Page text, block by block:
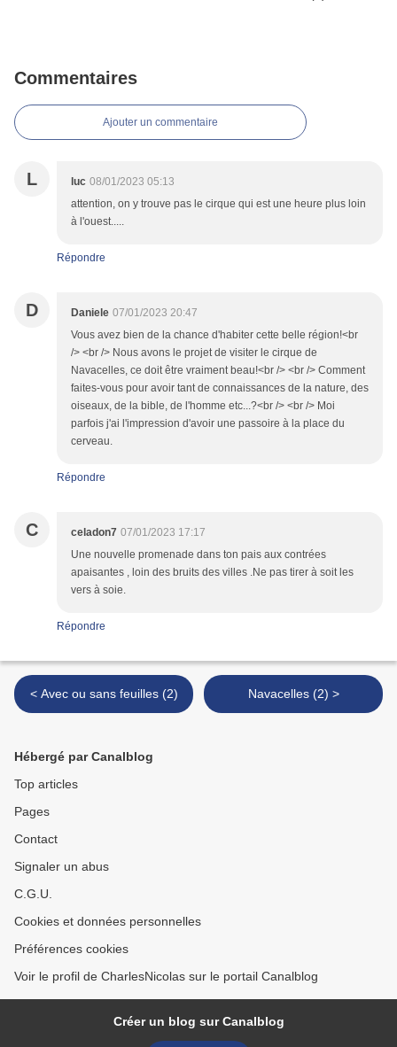
Commentaires
Ajouter un commentaire
L luc 08/01/2023 05:13
attention, on y trouve pas le cirque qui est une heure plus loin
à l'ouest.....
Répondre
D Daniele 07/01/2023 20:47
Vous avez bien de la chance d'habiter cette belle région!<br
/> <br /> Nous avons le projet de visiter le cirque de
Navacelles, ce doit être vraiment beau!<br /> <br /> Comment
faites-vous pour avoir tant de connaissances de la nature, des
oiseaux, de la bible, de l'homme etc...?<br /> <br /> Moi
parfois j'ai l'impression d'avoir une passoire à la place du
cerveau.
Répondre
C celadon7 07/01/2023 17:17
Une nouvelle promenade dans ton pais aux contrées
apaisantes , loin des bruits des villes .Ne pas tirer à soit les
vers à soie.
Répondre
< Avec ou sans feuilles (2) Navacelles (2) >
Hébergé par Canalblog
Top articles
Pages
Contact
Signaler un abus
C.G.U.
Cookies et données personnelles
Préférences cookies
Voir le profil de CharlesNicolas sur le portail Canalblog
Créer un blog sur Canalblog